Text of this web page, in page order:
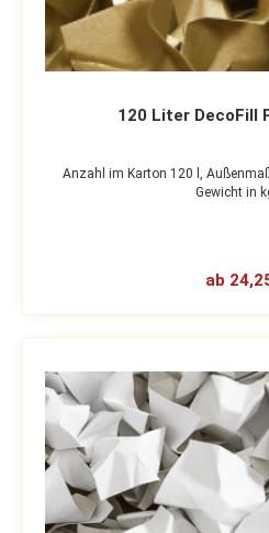
120 Liter DecoFill
Anzahl im Karton 120 l,
Gewicht in
ab